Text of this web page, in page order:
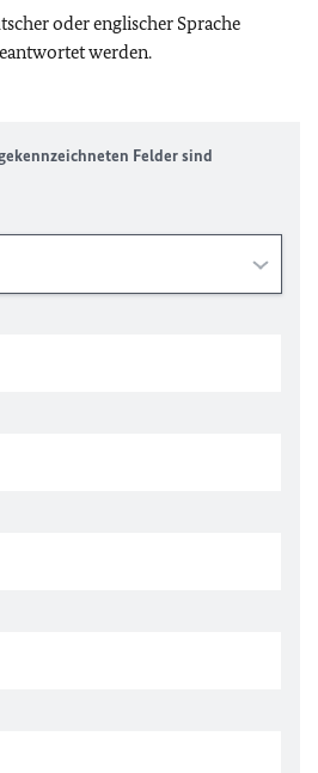
oder englischer Sprache
werden.
Felder sind